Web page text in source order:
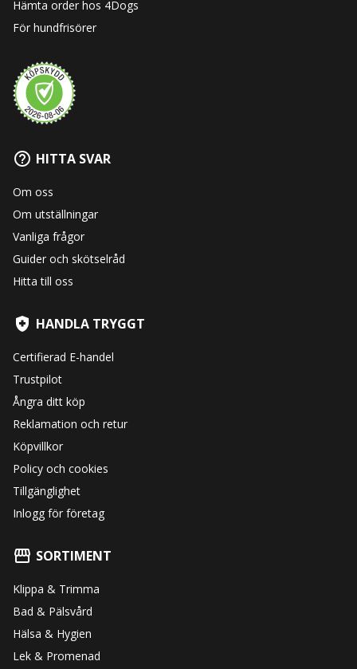
Hämta order hos 4Dogs
För hundfrisörer
HITTA SVAR
Om oss
Om utställningar
Vanliga frågor
Guider och skötselråd
Hitta till oss
HANDLA TRYGGT
Certifierad E-handel
Trustpilot
Ångra ditt köp
Reklamation och retur
Köpvillkor
Policy och cookies
Tillgänglighet
Inlogg för företag
SORTIMENT
Klippa & Trimma
Bad & Pälsvård
Hälsa & Hygien
Lek & Promenad